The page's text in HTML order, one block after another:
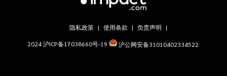
2024 沪ICP备17038660号-19 沪公网安备31010402334522
隐私政策 使用条款 负责声明